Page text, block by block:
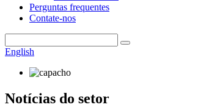
Perguntas frequentes
Contate-nos
English
Notícias do setor